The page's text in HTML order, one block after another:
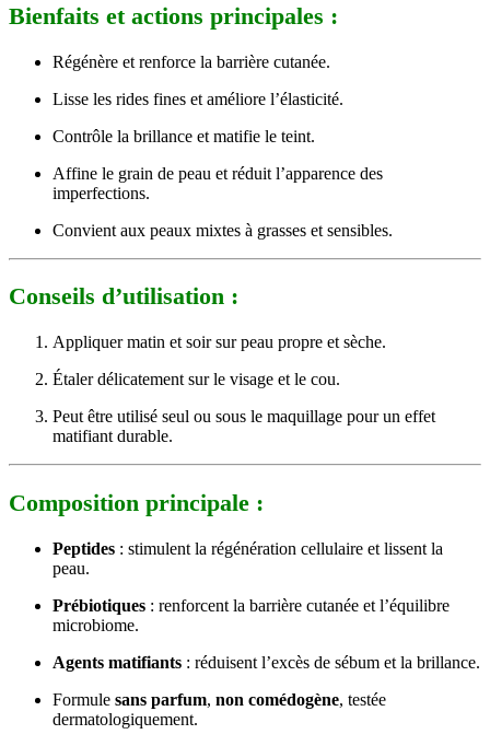
Bienfaits et actions principales :
Régénère et renforce la barrière cutanée.
Lisse les rides fines et améliore l’élasticité.
Contrôle la brillance et matifie le teint.
Affine le grain de peau et réduit l’apparence des
imperfections.
Convient aux peaux mixtes à grasses et sensibles.
Conseils d’utilisation :
Appliquer matin et soir sur peau propre et sèche.
Étaler délicatement sur le visage et le cou.
Peut être utilisé seul ou sous le maquillage pour un effet
matifiant durable.
Composition principale :
Peptides : stimulent la régénération cellulaire et lissent la
peau.
Prébiotiques : renforcent la barrière cutanée et l’équilibre
microbiome.
Agents matifiants : réduisent l’excès de sébum et la brillance.
Formule sans parfum, non comédogène, testée
dermatologiquement.